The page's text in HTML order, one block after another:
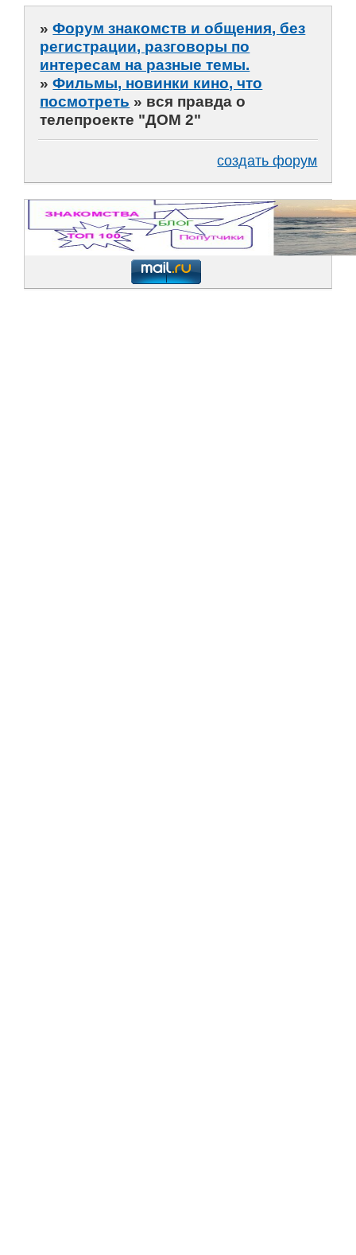
»Форум знакомств и общения, без
регистрации, разговоры по
интересам на разные темы.
»Фильмы, новинки кино, что
посмотреть » вся правда о
телепроекте "ДОМ 2"
создать форум